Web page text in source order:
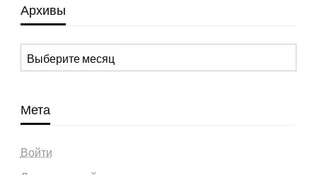
Архивы
Архивы
Мета
Войти